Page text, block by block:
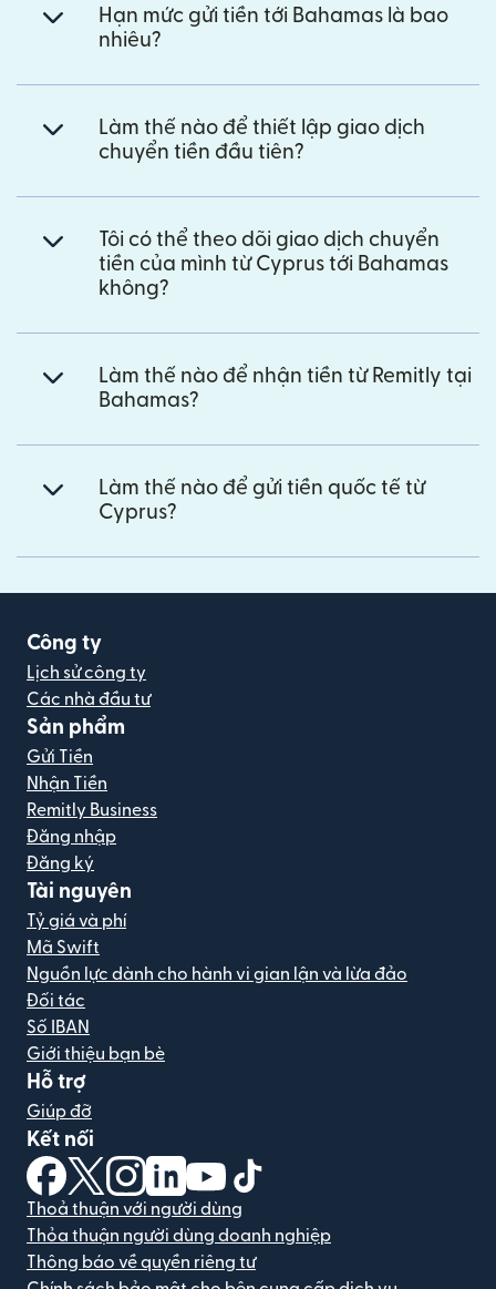
Hạn mức gửi tiền tới Bahamas là bao
nhiêu?
Làm thế nào để thiết lập giao dịch
chuyển tiền đầu tiên?
Tôi có thể theo dõi giao dịch chuyển
tiền của mình từ Cyprus tới Bahamas
không?
Làm thế nào để nhận tiền từ Remitly tại
Bahamas?
Làm thế nào để gửi tiền quốc tế từ
Cyprus?
Công ty
Lịch sử công ty
Các nhà đầu tư
Sản phẩm
Gửi Tiền
Nhận Tiền
Remitly Business
Đăng nhập
Đăng ký
Tài nguyên
Tỷ giá và phí
Mã Swift
Nguồn lực dành cho hành vi gian lận và lừa đảo
Đối tác
Số IBAN
Giới thiệu bạn bè
Hỗ trợ
Giúp đỡ
Kết nối
(mở trong cửa sổ mới)
(mở trong cửa sổ mới)
(mở trong cửa sổ mới)
(mở trong cửa sổ mới)
(mở trong cửa sổ mới)
Thoả thuận với người dùng
Thỏa thuận người dùng doanh nghiệp
Thông báo về quyền riêng tư